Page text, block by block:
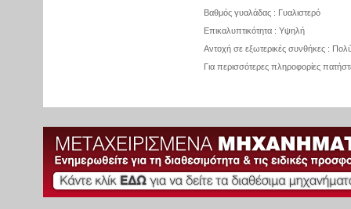
Βαθμός γυαλάδας : Γυαλιστερό
Επικαλυπτικότητα : Υψηλή
Αντοχή σε εξωτερικές συνθήκες :
Για περισσότερες πληροφορίες